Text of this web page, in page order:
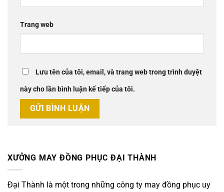
Trang web
Lưu tên của tôi, email, và trang web trong trình duyệt
này cho lần bình luận kế tiếp của tôi.
XƯỞNG MAY ĐỒNG PHỤC ĐẠI THÀNH
Đại Thành là một trong những công ty may đồng phục uy